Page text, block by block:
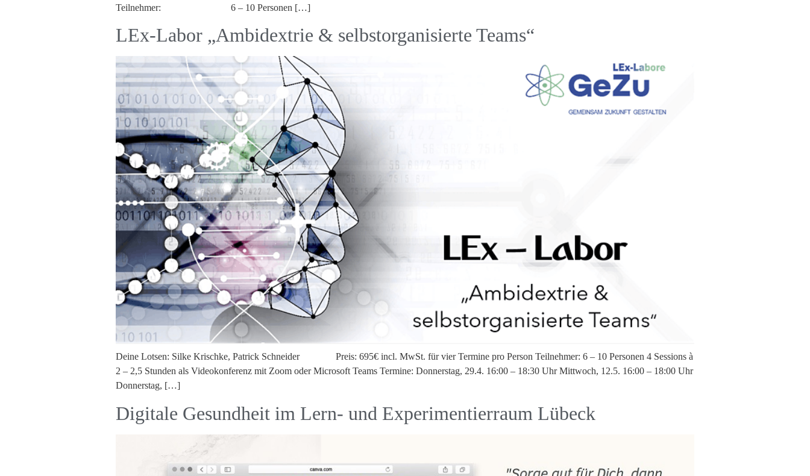
Teilnehmer: 6 – 10 Personen […]
LEx-Labor „Ambidextrie & selbstorganisierte Teams“
Deine Lotsen: Silke Krischke, Patrick Schneider Preis: 695€ incl. MwSt. für vier Termine pro Person Teilnehmer: 6 – 10 Personen 4 Sessions à
2 – 2,5 Stunden als Videokonferenz mit Zoom oder Microsoft Teams Termine: Donnerstag, 29.4. 16:00 – 18:30 Uhr Mittwoch, 12.5. 16:00 – 18:00 Uhr
Donnerstag, […]
Digitale Gesundheit im Lern- und Experimentierraum Lübeck